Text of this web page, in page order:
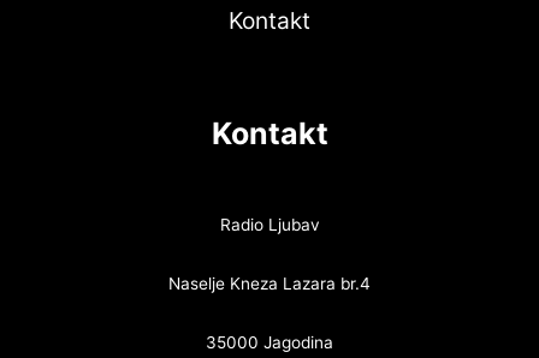
Kontakt
Kontakt
Radio Ljubav
Naselje Kneza Lazara br.4
35000 Jagodina